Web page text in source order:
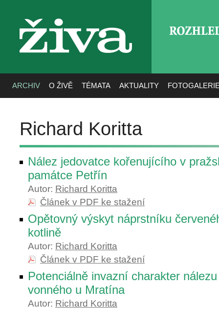
živa
ARCHIV O ŽIVĚ TÉMATA AKTUALITY
Richard Koritta
Nález jedovatce kořenujícího v
památce Petřín
Autor: Richard Koritta
Článek v PDF ke stažení
Opětovný výskyt náprstníku
kotlině
Autor: Richard Koritta
Článek v PDF ke stažení
Potenciálně invazní charakter
vonného u Mratína
Autor: Richard Koritta